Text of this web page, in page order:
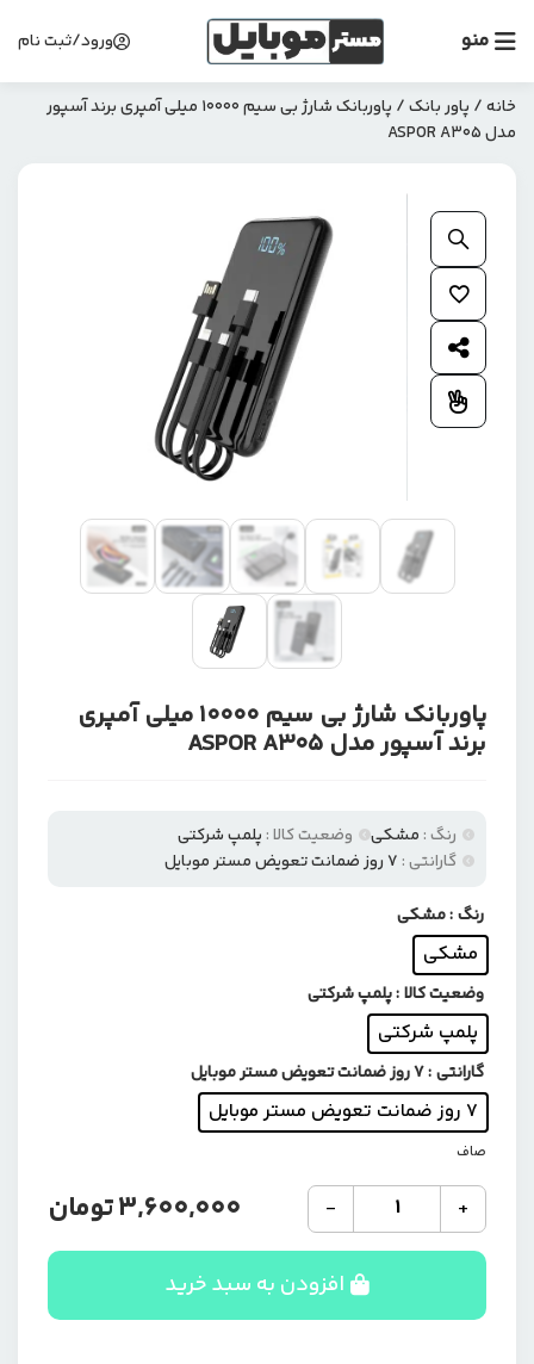
منو ورود/ثبت نام
خانه/ پاور بانک
/ پاوربانک شارژ بی سیم 10000 میلی آمپری برند آسپور
مدل ASPOR A305
پاوربانک شارژ بی سیم 10000 میلی آمپری
برند آسپور مدل ASPOR A305
رنگ : مشکی وضعیت کالا : پلمپ شرکتی
گارانتی : ۷ روز ضمانت تعویض مستر موبایل
رنگ: مشکی
مشکی
وضعیت کالا: پلمپ شرکتی
پلمپ شرکتی
گارانتی: ۷ روز ضمانت تعویض مستر موبایل
۷ روز ضمانت تعویض مستر موبایل
صاف
+
پاوربانک
شارژ
بی
10000
میلی
-
3,600,000تومان
افزودن به سبد خرید
بزرگنمایی محصول
افزودن به علاقمندی ها
اشتراک گذاری محصول